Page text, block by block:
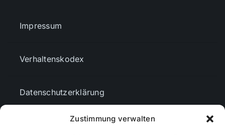
Zustimmung verwalten
Impressum
Verhaltenskodex
Datenschutzerklärung